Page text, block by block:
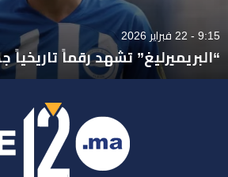
9:15 - 22 فبراير 2026
“البريميرليغ” تشهد رقماً تاريخياً